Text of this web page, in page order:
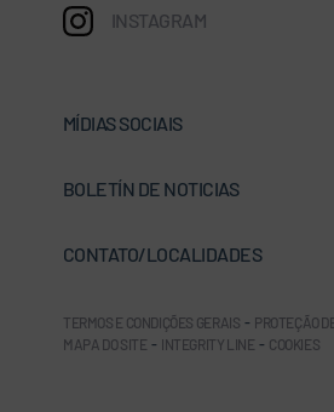
INSTAGRAM
MÍDIAS SOCIAIS
BOLETÍN DE NOTICIAS
CONTATO/LOCALIDADES
TERMOS E CONDIÇÕES GERAIS - PROTEÇÃO
MAPA DO SITE - INTEGRITY LINE - COOKIES